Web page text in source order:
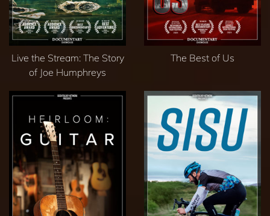
Live the Stream: The Story
of Joe Humphreys
The Best of Us